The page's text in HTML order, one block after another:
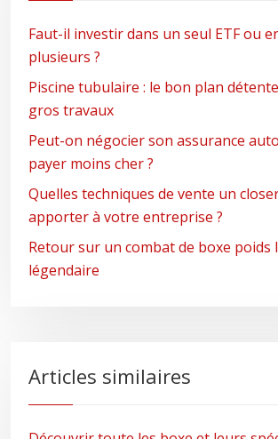
Faut-il investir dans un seul ETF ou
plusieurs ?
Piscine tubulaire : le bon plan détente
gros travaux
Peut-on négocier son assurance
payer moins cher ?
Quelles techniques de vente un
apporter à votre entreprise ?
Retour sur un combat de boxe poids
légendaire
Articles similaires